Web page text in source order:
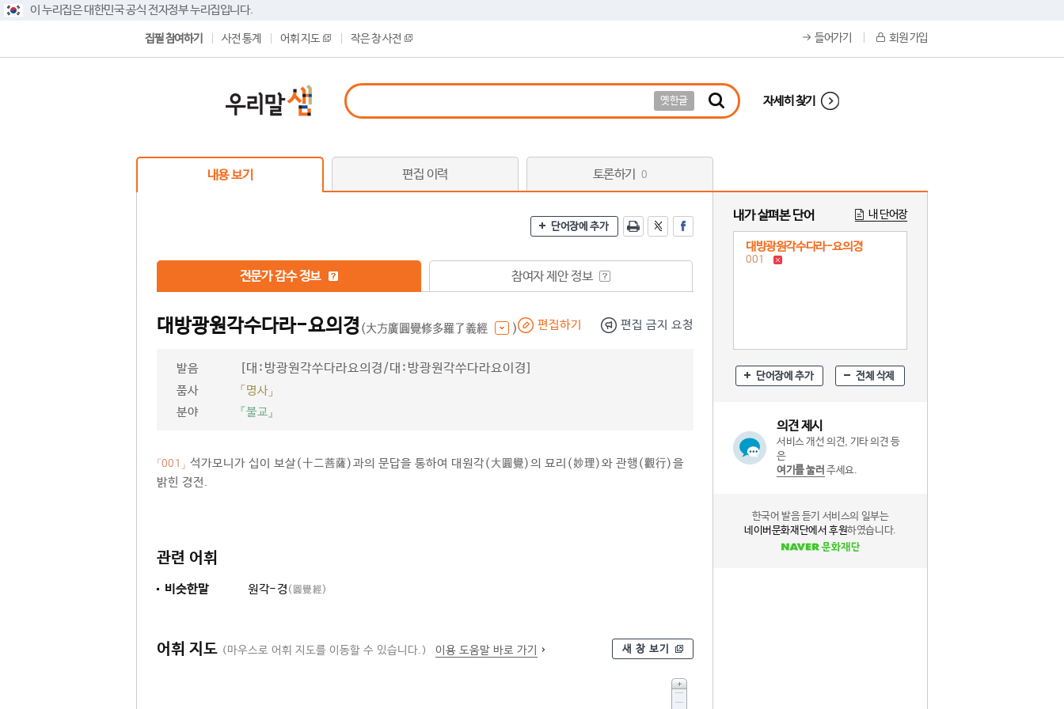
이 누리집은 대한민국 공식 전자정부 누리집입니다.
집필 참여하기 사전 통계 어휘 지도 작은 창 사전 들어가기 회원 가입
옛한글 자세히 찾기
내용 보기 편집 이력 토론하기 0
단어장에 추가
전문가 감수 정보 참여자 제안 정보
대방광원각수다라-요의경 (大方廣圓覺修多羅了義經 ) 편집하기 편집 금지 요청
발음 [대ː방광원각쑤다라요의경/대ː방광원각쑤다라요이경]
품사
「명사」
분야
『불교』
「001」 석가모니가 십이 보살(十二菩薩)과의 문답을 통하여 대원각(大圓覺)의 묘리(妙理)와 관행(觀行)을
밝힌 경전.
관련 어휘
비슷한말 원각-경 (圓覺經)
어휘 지도 (마우스로 어휘 지도를 이동할 수 있습니다.) 이용 도움말 바로 가기 새 창 보기
내가 살펴본 단어 내 단어장
대방광원각수다라-요의경
001
단어장에 추가 전체 삭제
의견 제시
서비스 개선 의견, 기타 의견 등
은
여기를 눌러 주세요.
한국어 발음 듣기 서비스의 일부는
네이버문화재단에서 후원하였습니다.